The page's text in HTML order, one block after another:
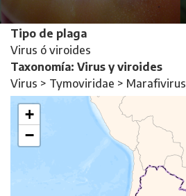
Tipo de plaga
Virus ó viroides
Taxonomía: Virus y viroides
Virus > Tymoviridae > Marafivirus
+
−